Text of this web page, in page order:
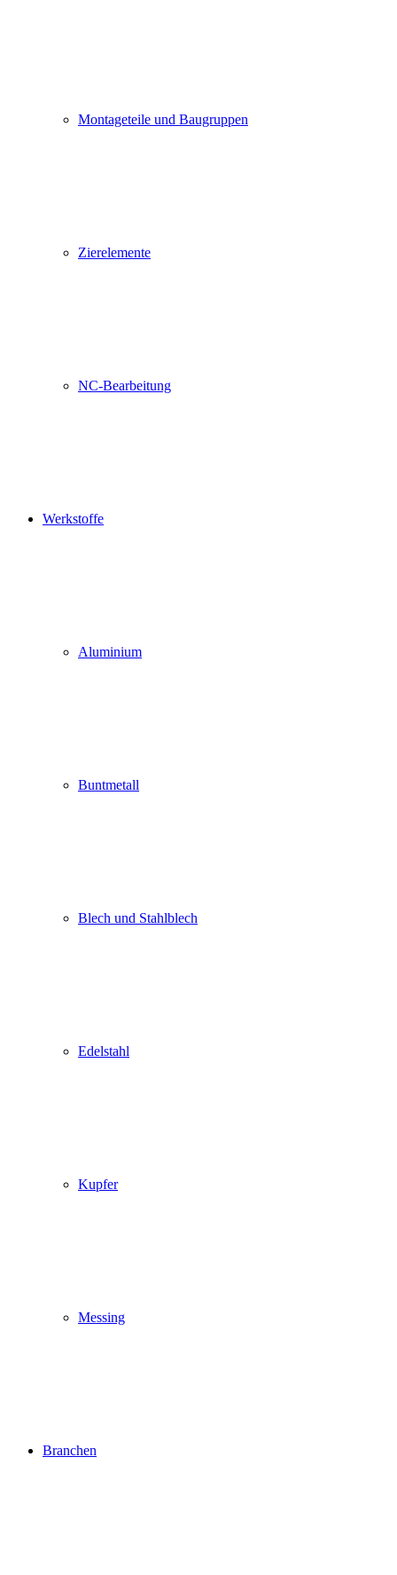
Montageteile und Baugruppen
Zierelemente
NC-Bearbeitung
Werkstoffe
Aluminium
Buntmetall
Blech und Stahlblech
Edelstahl
Kupfer
Messing
Branchen